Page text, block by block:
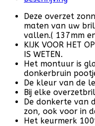
Deze overzet
maten van uw
vallen.( 137mm
KIJK VOOR HET
IS WETEN.
Het montuur is
donkerbruin
De kleur van de
Bij elke
De donkerte van
zon, ook voor in
Het keurmerk